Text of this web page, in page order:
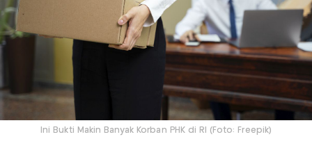
Ini Bukti Makin Banyak Korban PHK di RI (Foto: Freepik)